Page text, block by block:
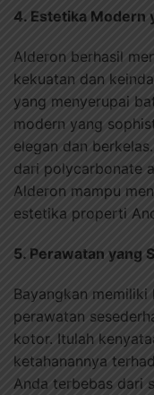
4. Estetika Modern
Alderon berhasil
kekuatan dan
yang menyerupai
modern yang
elegan dan
dari polycarbonate
Alderon mampu
estetika properti
5. Perawatan yang
Bayangkan
perawatan
kotor. Itulah
ketahanannya
Anda terbebas dari